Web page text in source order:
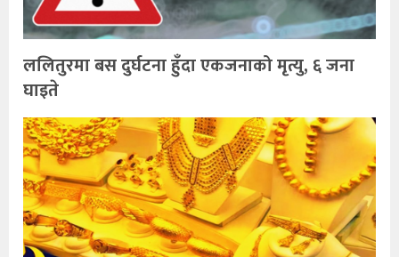
ललितुरमा बस दुर्घटना हुँदा एकजनाको मृत्यु, ६ जना
घाइते